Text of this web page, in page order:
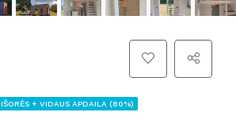
IŠORĖS + VIDAUS APDAILA (80%)